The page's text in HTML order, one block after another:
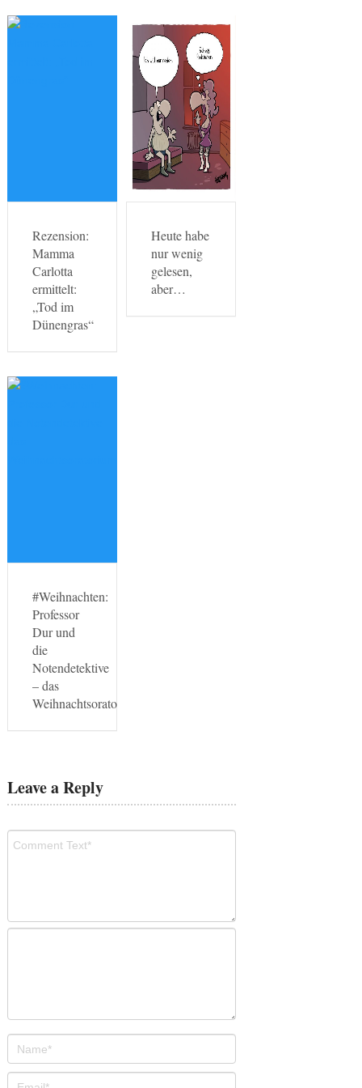
Rezension:
Mamma
Carlotta
ermittelt:
„Tod im
Dünengras“
Heute habe
nur wenig
gelesen,
aber…
#Weihnachten:
Professor
Dur und
die
Notendetektive
– das
Weihnachtsoratorium…
Leave a Reply